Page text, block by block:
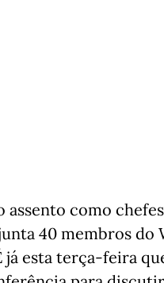
assento como
40 membros
já esta terça-feira